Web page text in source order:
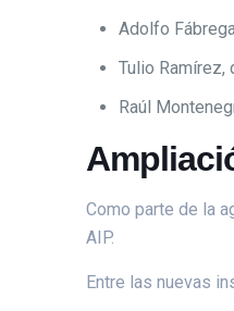
Adolfo
Tulio
Raúl
Como parte de la
AIP.
Entre las nuevas